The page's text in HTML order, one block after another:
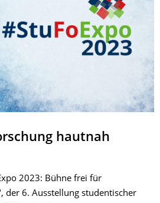
hautnah
2023: Bühne frei für
der 6. Ausstellung studentischer